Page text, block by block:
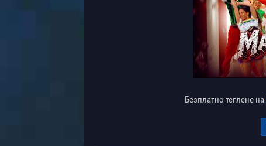
Безплатно теглене на